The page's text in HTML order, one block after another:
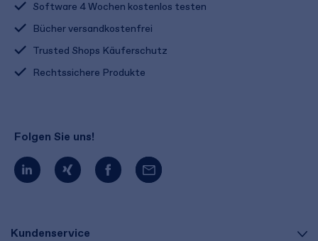
Kundenservice
Software 4 Wochen kostenlos testen
Bücher versandkostenfrei
Trusted Shops Käuferschutz
Rechtssichere Produkte
Folgen Sie uns!